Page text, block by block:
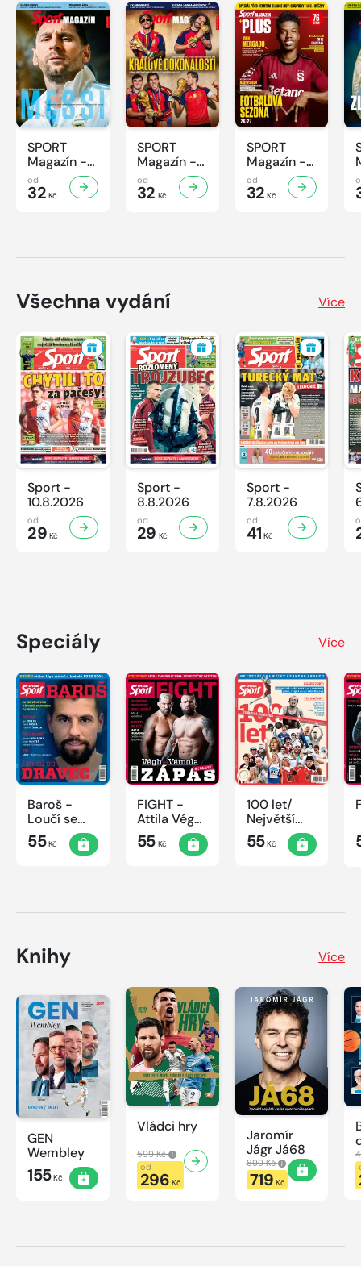
SPORT
Magazín -
32/2026
od
32 Kč
SPORT
Magazín -
31/2026
od
32 Kč
SPORT
Magazín -
30/2026
od
32 Kč
Všechna vydání Více
Sport -
10.8.2026
od
29 Kč
Sport -
8.8.2026
od
29 Kč
Sport -
7.8.2026
od
41 Kč
Speciály Více
Baroš -
Loučí se
dravec
55Kč
FIGHT -
Attila Végh
vs. Karlos
Vémola
55Kč
100 let/
Největší
okamžiky
českého
55Kč
Knihy Více
GEN
Wembley
155Kč
Vládci hry
599 Kč
od
296 Kč
Jaromír
Jágr Já68
899 Kč
719 Kč